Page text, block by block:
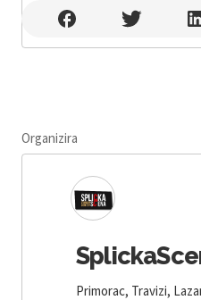
BackBar Plan b , Split
Organizira
Primorac, Travizi,